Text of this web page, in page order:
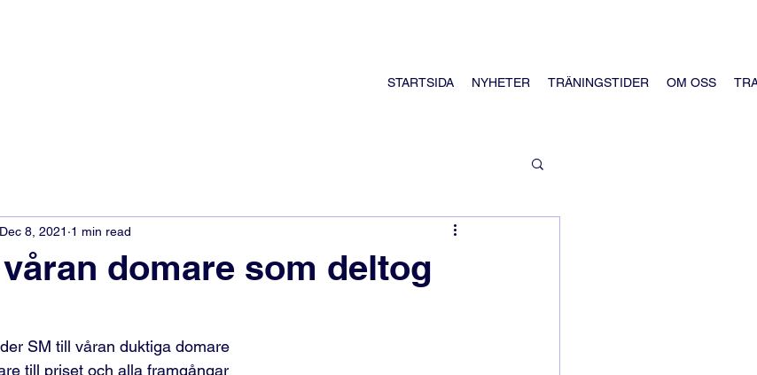
STARTSIDA NYHETER TRÄNINGSTIDER OM OSS
domare som deltog
Dec 8, 2021 1 min read
SM till våran duktiga domare
till priset och alla framgångar